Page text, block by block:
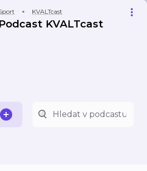
KVALTcast
Podcast KVALTcast